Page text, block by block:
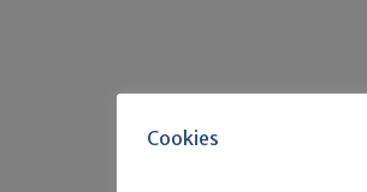
Cookies